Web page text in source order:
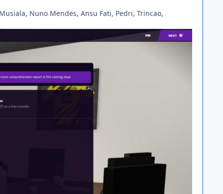
Nuno Mendes, Ansu Fati, Pedri, Trincao,